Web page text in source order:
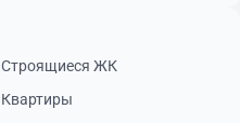
Строящиеся ЖК
Квартиры